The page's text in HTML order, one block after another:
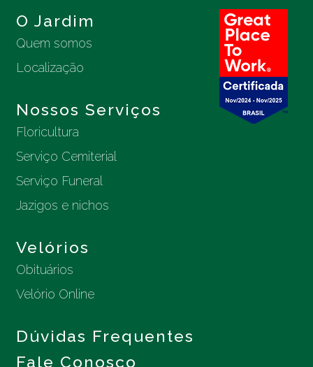
O Jardim
Quem somos
Localização
Nossos Serviços
Floricultura
Serviço Cemiterial
Serviço Funeral
Jazigos e nichos
Velórios
Obituários
Velório Online
Dúvidas Frequentes
Fale Conosco